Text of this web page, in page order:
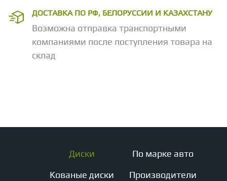
ДОСТАВКА ПО РФ, БЕЛОРУССИИ И КАЗАХСТАНУ
Возможна отправка транспортными
компаниями после поступления товара на
склад
Диски
Кованые диски
По марке авто
Производители